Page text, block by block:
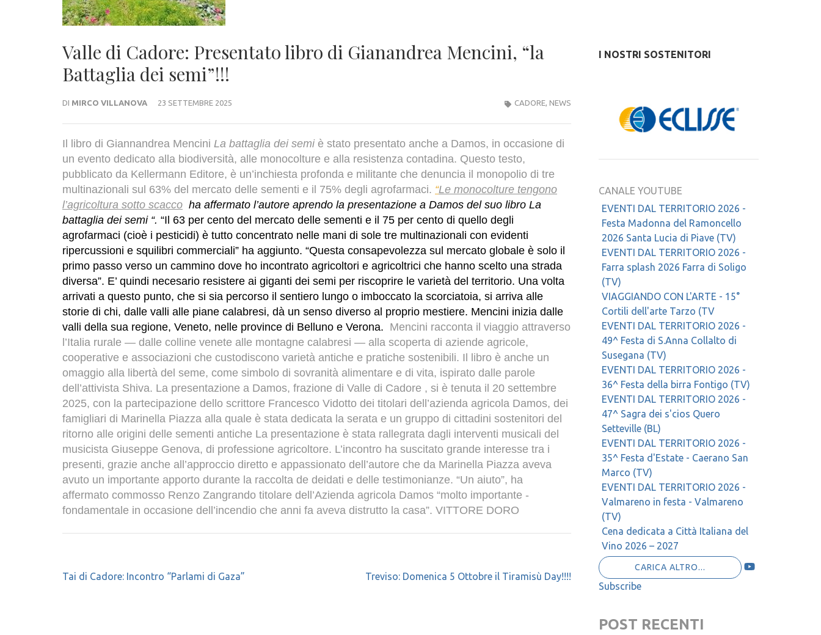
Valle di Cadore: Presentato libro di Gianandrea Mencini, “la
Battaglia dei semi”!!!
DI MIRCO VILLANOVA 23 SETTEMBRE 2025 CADORE, NEWS
Il libro di Giannandrea Mencini La battaglia dei semiè stato presentato anche a Damos, in occasione di
un evento dedicato alla biodiversità, alle monocolture e alla resistenza contadina. Questo testo,
pubblicato da Kellermann Editore, è un’inchiesta profonda e militante che denuncia il monopolio di tre
multinazionali sul 63% del mercato delle sementi e il 75% degli agrofarmaci. “Le monocolture tengono
l’agricoltura sotto scacco ha affermato l’autore aprendo la presentazione a Damos del suo libro La
battaglia dei semi“. “Il 63 per cento del mercato delle sementi e il 75 per cento di quello degli
agrofarmaci (cioè i pesticidi) è tutto concentrato nelle mani di sole tre multinazionali con evidenti
ripercussioni e squilibri commerciali” ha aggiunto. “Questa consapevolezza sul mercato globale è solo il
primo passo verso un cammino dove ho incontrato agricoltori e agricoltrici che hanno scelto una strada
diversa”. E’ quindi necesario resistere ai giganti dei semi per riscoprire le varietà del territorio. Una volta
arrivati a questo punto, che si sia percorso il sentiero lungo o imboccato la scorciatoia, si arriva alle
storie di chi, dalle valli alle piane calabresi, dà un senso diverso al proprio mestiere. Mencini inizia dalle
valli della sua regione, Veneto, nelle province di Belluno e Verona. Mencini racconta il viaggio attraverso
l’Italia rurale — dalle colline venete alle montagne calabresi — alla scoperta di aziende agricole,
cooperative e associazioni che custodiscono varietà antiche e pratiche sostenibili. Il libro è anche un
omaggio alla libertà del seme, come simbolo di sovranità alimentare e di vita, ispirato dalle parole
dell’attivista Shiva. La presentazione a Damos, frazione di Valle di Cadore , si è tenuta il 20 settembre
2025, con la partecipazione dello scrittore Francesco Vidotto dei titolari dell’azienda agricola Damos, dei
famigliari di Marinella Piazza alla quale è stata dedicata la serata e un gruppo di cittadini sostenitori del
ritorno alle origini delle sementi antiche La presentazione è stata rallegrata dagli interventi musicali del
musicista Giuseppe Genova, di professione agricoltore. L’incontro ha suscitato grande interesse tra i
presenti, grazie anche all’approccio diretto e appassionato dell’autore che da Marinella Piazza aveva
avuto un importante apporto durante la raccolta de deidati e delle testimonianze. “Un aiuto”, ha
affermato commosso Renzo Zangrando titolare dell’Azienda agricola Damos “molto importante -
fondamentale in occasione dell’incendio che anni fa aveva distrutto la casa”. VITTORE DORO
Navigazione
Tai di Cadore: Incontro “Parlami di Gaza” Treviso: Domenica 5 Ottobre il Tiramisù Day!!!!
I NOSTRI SOSTENITORI
CANALE YOUTUBE
EVENTI DAL TERRITORIO 2026 -
Festa Madonna del Ramoncello
2026 Santa Lucia di Piave (TV)
EVENTI DAL TERRITORIO 2026 -
Farra splash 2026 Farra di Soligo
(TV)
VIAGGIANDO CON L'ARTE - 15°
Cortili dell'arte Tarzo (TV
EVENTI DAL TERRITORIO 2026 -
49^ Festa di S.Anna Collalto di
Susegana (TV)
EVENTI DAL TERRITORIO 2026 -
36^ Festa della birra Fontigo (TV)
EVENTI DAL TERRITORIO 2026 -
47^ Sagra dei s'cios Quero
Setteville (BL)
EVENTI DAL TERRITORIO 2026 -
35^ Festa d'Estate - Caerano San
Marco (TV)
EVENTI DAL TERRITORIO 2026 -
Valmareno in festa - Valmareno
(TV)
Cena dedicata a Città Italiana del
Vino 2026 – 2027
CARICA ALTRO...
Subscribe
POST RECENTI